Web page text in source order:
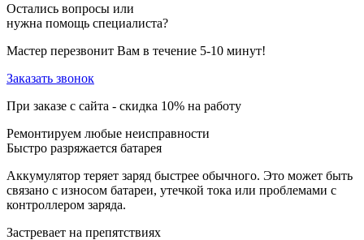
Остались вопросы или
нужна помощь специалиста?
Мастер перезвонит Вам в течение 5-10 минут!
Заказать звонок
При заказе с сайта - скидка 10% на работу
Ремонтируем любые неисправности
Быстро разряжается батарея
Аккумулятор теряет заряд быстрее обычного. Это может быть
связано с износом батареи, утечкой тока или проблемами с
контроллером заряда.
Застревает на препятствиях